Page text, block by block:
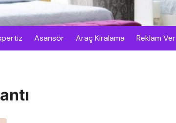
Asansör Araç Kiralama Reklam Ver